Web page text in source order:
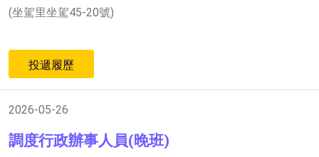
(坐駕里坐駕45-20號)
投遞履歷
2026-05-26
調度行政辦事人員(晚班)